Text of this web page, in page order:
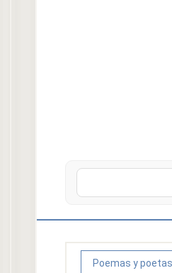
Poemas y